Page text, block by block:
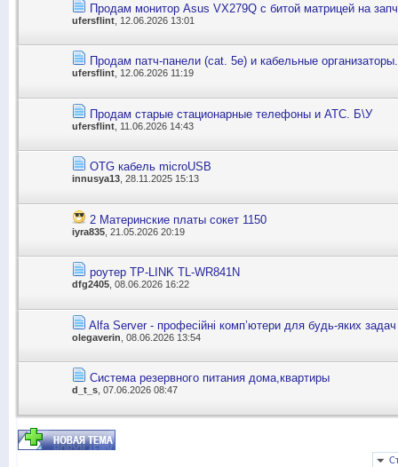
Продам монитор Asus VX279Q с битой матрицей на
ufersflint , 12.06.2026 13:01
Продам патч-панели (cat. 5е) и кабельные
ufersflint, 12.06.2026 11:19
Продам старые стационарные телефоны и АТС. Б\У
ufersflint , 11.06.2026 14:43
OTG кабель microUSB
innusya13 , 28.11.2025 15:13
2 Материнские платы сокет 1150
iyra835 , 21.05.2026 20:19
роутер TP-LINK TL-WR841N
dfg2405 , 08.06.2026 16:22
Alfa Server - професійні комп’ютери для будь-яких задач
olegaverin , 08.06.2026 13:54
Система резервного питания дома,квартиры
d_t_s , 07.06.2026 08:47